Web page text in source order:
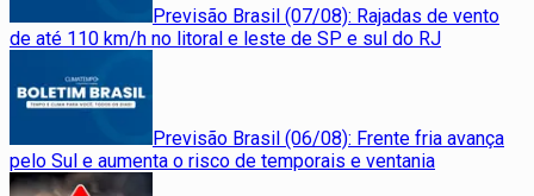
Previsão Brasil (07/08): Rajadas de vento
de até 110 km/h no litoral e leste de SP e sul do RJ
Previsão Brasil (06/08): Frente fria avança
pelo Sul e aumenta o risco de temporais e ventania